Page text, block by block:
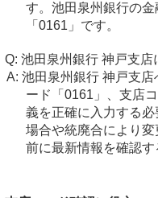
す。池田泉州銀行の
「0161」です。
池田泉州銀行 神戸支店
池田泉州銀行 神戸支
ード「0161」、支店
義を正確に入力する
場合や統廃合により
前に最新情報を確認す